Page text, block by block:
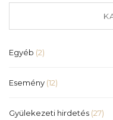
Egyéb (2)
Esemény (12)
Gyülekezeti hirdetés (27)